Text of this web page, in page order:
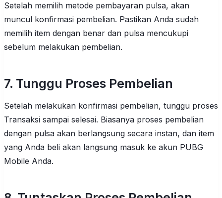
Setelah memilih metode pembayaran pulsa, akan
muncul konfirmasi pembelian. Pastikan Anda sudah
memilih item dengan benar dan pulsa mencukupi
sebelum melakukan pembelian.
7. Tunggu Proses Pembelian
Setelah melakukan konfirmasi pembelian, tunggu proses
Transaksi sampai selesai. Biasanya proses pembelian
dengan pulsa akan berlangsung secara instan, dan item
yang Anda beli akan langsung masuk ke akun PUBG
Mobile Anda.